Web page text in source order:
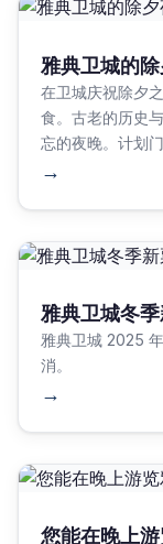
雅典卫城的
在卫城庆祝除夕
食。古老的历史
忘的夜晚。计划
→
雅典卫城冬
雅典卫城 2025
消。
→
您能在晚上